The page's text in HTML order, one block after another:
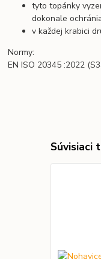
tyto topánky
dokonale
v každej krabici
Normy:
EN ISO 20345 :2022
Súvisiaci